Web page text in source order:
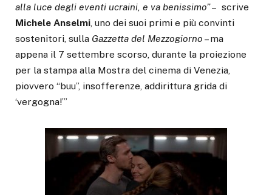
alla luce degli eventi ucraini, e va benissimo”– scrive
Michele Anselmi, uno dei suoi primi e più convinti
sostenitori, sulla Gazzetta del Mezzogiorno – ma
appena il 7 settembre scorso, durante la proiezione
per la stampa alla Mostra del cinema di Venezia,
piovvero “buu”, insofferenze, addirittura grida di
‘vergogna!’”